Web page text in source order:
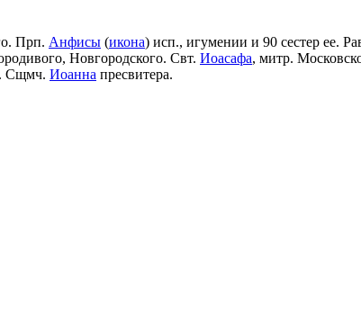
Прп. Анфисы (икона) исп., игумении и 90 сестер ее.
Новгородского. Свт. Иоасафа, митр.
Сщмч. Иоанна пресвитера.